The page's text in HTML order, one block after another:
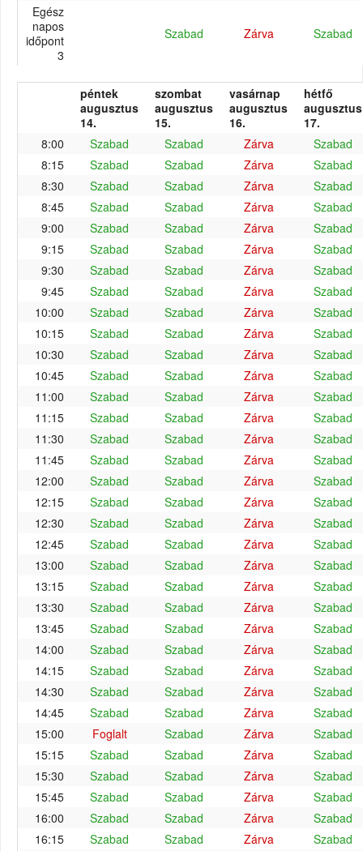
Egész
napos
időpont
3
Szabad Zárva Szabad
péntek
augusztus
14.
szombat
augusztus
15.
vasárnap
augusztus
16.
hétfő
augusztus
17.
8:00
Szabad Szabad Zárva
Szabad
8:15
Szabad Szabad Zárva
Szabad
8:30
Szabad Szabad Zárva
Szabad
8:45
Szabad Szabad Zárva
Szabad
9:00
Szabad Szabad Zárva
Szabad
9:15
Szabad Szabad Zárva
Szabad
9:30
Szabad Szabad Zárva
Szabad
9:45
Szabad Szabad Zárva
Szabad
10:00
Szabad Szabad Zárva
Szabad
10:15
Szabad Szabad Zárva
Szabad
10:30
Szabad Szabad Zárva
Szabad
10:45
Szabad Szabad Zárva
Szabad
11:00
Szabad Szabad Zárva
Szabad
11:15
Szabad Szabad Zárva
Szabad
11:30
Szabad Szabad Zárva
Szabad
11:45
Szabad Szabad Zárva
Szabad
12:00
Szabad Szabad Zárva
Szabad
12:15
Szabad Szabad Zárva
Szabad
12:30
Szabad Szabad Zárva
Szabad
12:45
Szabad Szabad Zárva
Szabad
13:00
Szabad Szabad Zárva
Szabad
13:15
Szabad Szabad Zárva
Szabad
13:30
Szabad Szabad Zárva
Szabad
13:45
Szabad Szabad Zárva
Szabad
14:00
Szabad Szabad Zárva
Szabad
14:15
Szabad Szabad Zárva
Szabad
14:30
Szabad Szabad Zárva
Szabad
14:45
Szabad Szabad Zárva
Szabad
15:00
Foglalt Szabad Zárva
Szabad
15:15
Szabad Szabad Zárva
Szabad
15:30
Szabad Szabad Zárva
Szabad
15:45
Szabad Szabad Zárva
Szabad
16:00
Szabad Szabad Zárva
Szabad
16:15
Szabad Szabad Zárva Szabad